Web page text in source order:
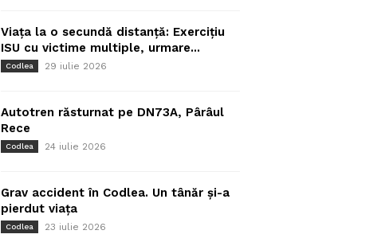
Viața la o secundă distanță: Exercițiu
ISU cu victime multiple, urmare...
Codlea 29 iulie 2026
Autotren răsturnat pe DN73A, Pârâul
Rece
Codlea 24 iulie 2026
Grav accident în Codlea. Un tânăr și-a
pierdut viața
Codlea 23 iulie 2026